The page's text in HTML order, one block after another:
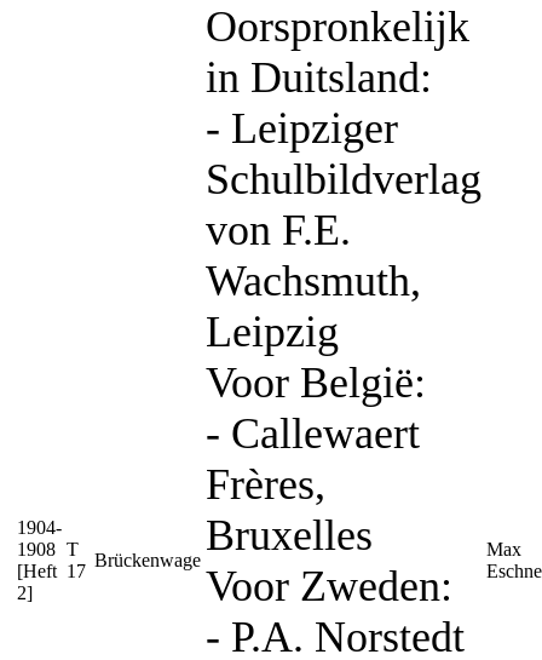
1904-
1908
[Heft
2]
T
17
Brückenwage
Oorspronkelijk
in Duitsland:
- Leipziger
Schulbildverlag
von F.E.
Wachsmuth,
Leipzig
Voor België:
- Callewaert
Frères,
Bruxelles
Voor Zweden:
- P.A. Norstedt
Max